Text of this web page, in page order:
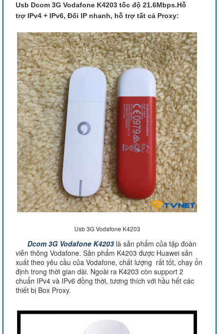
Usb Dcom 3G Vodafone K4203 tốc độ 21.6Mbps.Hỗ
trợ IPv4 + IPv6, Đổi IP nhanh, hỗ trợ tất cả Proxy:
Usb 3G Vodafone K4203
Dcom 3G Vodafone K4203 là sản phẩm của tập đoàn
viễn thông Vodafone. Sản phẩm K4203 được Huawei sản
xuất theo yêu cầu của Vodafone, chất lượng rất tốt, chạy ổn
định trong thời gian dài. Ngoài ra K4203 còn support 2
chuẩn IPv4 và IPv6 đồng thời, tương thích với hầu hết các
thiết bị Box Proxy.